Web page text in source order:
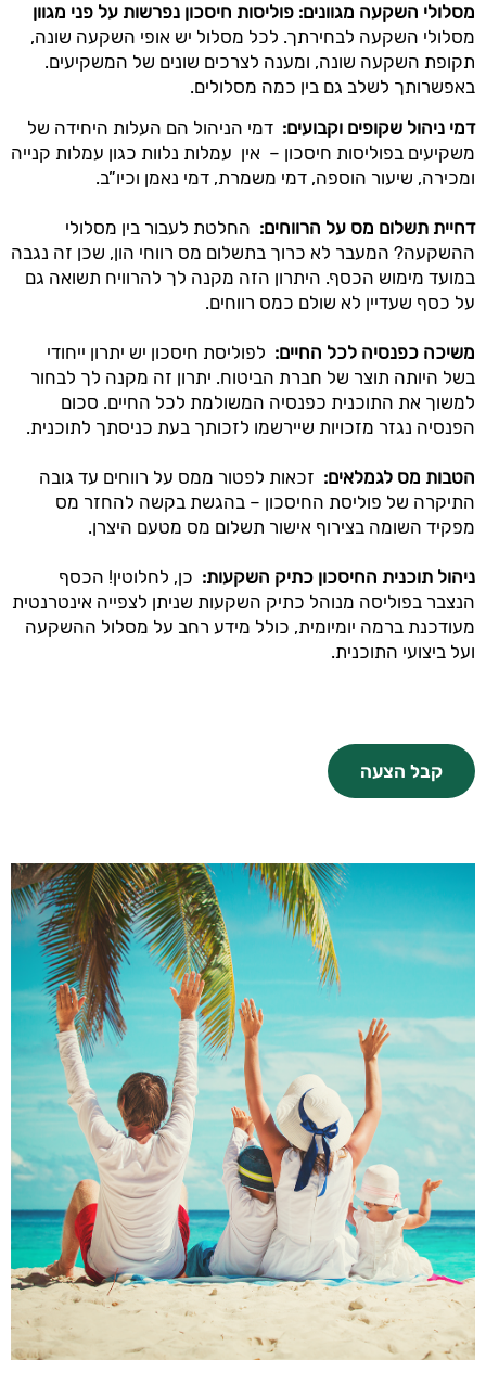
מסלולי השקעה מגוונים: פוליסות חיסכון נפרשות על פני מגוון
מסלולי השקעה לבחירתך. לכל מסלול יש אופי השקעה שונה,
תקופת השקעה שונה, ומענה לצרכים שונים של המשקיעים.
באפשרותך לשלב גם בין כמה מסלולים.
דמי ניהול שקופים וקבועים: דמי הניהול הם העלות היחידה של
משקיעים בפוליסות חיסכון – אין עמלות נלוות כגון עמלות קנייה
ומכירה, שיעור הוספה, דמי משמרת, דמי נאמן וכיו”ב.
דחיית תשלום מס על הרווחים: החלטת לעבור בין מסלולי
ההשקעה? המעבר לא כרוך בתשלום מס רווחי הון, שכן זה נגבה
במועד מימוש הכסף. היתרון הזה מקנה לך להרוויח תשואה גם
על כסף שעדיין לא שולם כמס רווחים.
משיכה כפנסיה לכל החיים: לפוליסת חיסכון יש יתרון ייחודי
בשל היותה תוצר של חברת הביטוח. יתרון זה מקנה לך לבחור
למשוך את התוכנית כפנסיה המשולמת לכל החיים. סכום
הפנסיה נגזר מזכויות שיירשמו לזכותך בעת כניסתך לתוכנית.
הטבות מס לגמלאים: זכאות לפטור ממס על רווחים עד גובה
התיקרה של פוליסת החיסכון – בהגשת בקשה להחזר מס
מפקיד השומה בצירוף אישור תשלום מס מטעם היצרן.
ניהול תוכנית החיסכון כתיק השקעות: כן, לחלוטין! הכסף
הנצבר בפוליסה מנוהל כתיק השקעות שניתן לצפייה אינטרנטית
מעודכנת ברמה יומיומית, כולל מידע רחב על מסלול ההשקעה
ועל ביצועי התוכנית.
קבל הצעה